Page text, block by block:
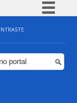
BR
Participe